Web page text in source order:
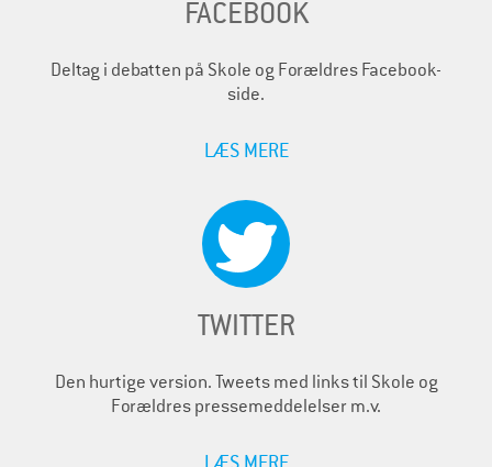
FACEBOOK
Deltag i debatten på Skole og Forældres Facebook-
side.
LÆS MERE
TWITTER
Den hurtige version. Tweets med links til Skole og
Forældres pressemeddelelser m.v.